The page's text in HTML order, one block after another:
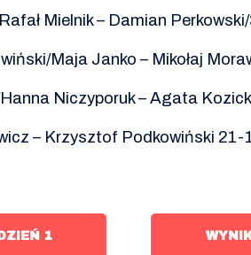
Mielnik – Damian
Maja Janko – Mikołaj
Niczyporuk – Agata
– Krzysztof Podkowiński
1